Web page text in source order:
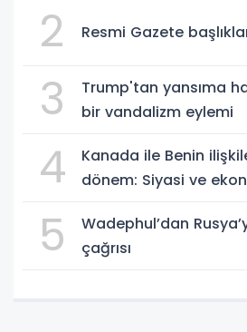
2 Resmi Gazete
3
Trump'tan yansıma
bir vandalizm eylemi
4
Kanada ile Benin
dönem: Siyasi ve
5
Wadephul’dan
çağrısı